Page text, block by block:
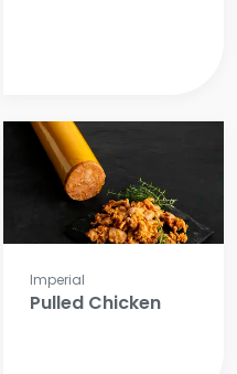
Imperial
Pulled Chicken